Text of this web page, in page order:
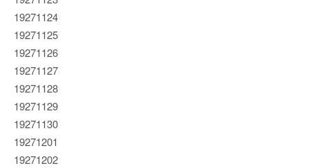
19271124
19271125
19271126
19271127
19271128
19271129
19271130
19271201
19271202